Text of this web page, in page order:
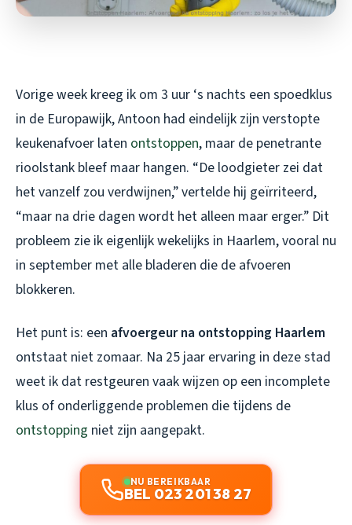
Vorige week kreeg ik om 3 uur ‘s nachts een spoedklus
in de Europawijk, Antoon had eindelijk zijn verstopte
keukenafvoer laten ontstoppen, maar de penetrante
rioolstank bleef maar hangen. “De loodgieter zei dat
het vanzelf zou verdwijnen,” vertelde hij geïrriteerd,
“maar na drie dagen wordt het alleen maar erger.” Dit
probleem zie ik eigenlijk wekelijks in Haarlem, vooral nu
in september met alle bladeren die de afvoeren
blokkeren.
Het punt is: een afvoergeur na ontstopping Haarlem
ontstaat niet zomaar. Na 25 jaar ervaring in deze stad
weet ik dat restgeuren vaak wijzen op een incomplete
klus of onderliggende problemen die tijdens de
ontstopping niet zijn aangepakt.
NU BEREIKBAAR
BEL 023 201 38 27